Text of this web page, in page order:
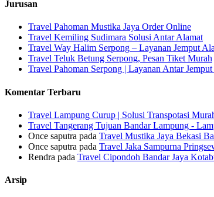
Jurusan
Travel Pahoman Mustika Jaya Order Online
Travel Kemiling Sudimara Solusi Antar Alamat
Travel Way Halim Serpong – Layanan Jemput
Travel Teluk Betung Serpong, Pesan Tiket Murah
Travel Pahoman Serpong | Layanan Antar
Komentar Terbaru
Travel Lampung Curup | Solusi Transpotasi
Travel Tangerang Tujuan Bandar Lampung -
Once saputra pada Travel Mustika Jaya Bekasi
Once saputra pada Travel Jaka Sampurna
Rendra pada Travel Cipondoh Bandar Jaya
Arsip